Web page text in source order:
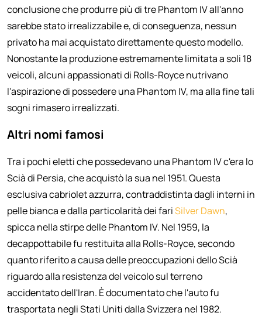
conclusione che produrre più di tre Phantom IV all'anno
sarebbe stato irrealizzabile e, di conseguenza, nessun
privato ha mai acquistato direttamente questo modello.
Nonostante la produzione estremamente limitata a soli 18
veicoli, alcuni appassionati di Rolls-Royce nutrivano
l'aspirazione di possedere una Phantom IV, ma alla fine tali
sogni rimasero irrealizzati.
Altri nomi famosi
Tra i pochi eletti che possedevano una Phantom IV c'era lo
Scià di Persia, che acquistò la sua nel 1951. Questa
esclusiva cabriolet azzurra, contraddistinta dagli interni in
pelle bianca e dalla particolarità dei fariSilver Dawn,
spicca nella stirpe delle Phantom IV. Nel 1959, la
decappottabile fu restituita alla Rolls-Royce, secondo
quanto riferito a causa delle preoccupazioni dello Scià
riguardo alla resistenza del veicolo sul terreno
accidentato dell'Iran. È documentato che l'auto fu
trasportata negli Stati Uniti dalla Svizzera nel 1982.